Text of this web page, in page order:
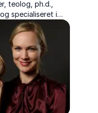
teolog, ph.d.,
specialiseret i
kunst med
om kreativitet,
livets paradokser
spørgsmål.